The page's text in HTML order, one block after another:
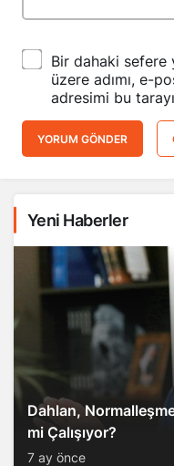
Bir dahaki sefere
üzere adımı, e-
adresimi bu
YORUM GÖNDER
Yeni Haberler
Dahlan,
mi Çalışıyor?
7 ay önce